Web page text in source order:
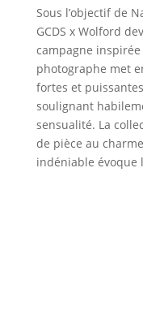
Sous l’objectif de
GCDS x Wolford
campagne inspirée
photographe met
fortes et
soulignant
sensualité. La
de pièce au
indéniable évoque